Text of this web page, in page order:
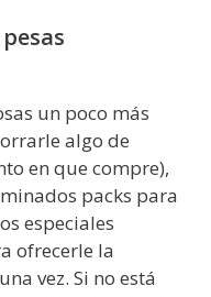
un poco más
algo de
en que compre),
packs para
especiales
ofrecerle la
vez. Si no está